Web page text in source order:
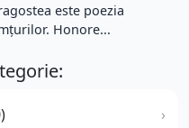
este poezia
Honore...